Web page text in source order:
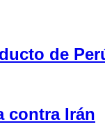
de
contra Irán